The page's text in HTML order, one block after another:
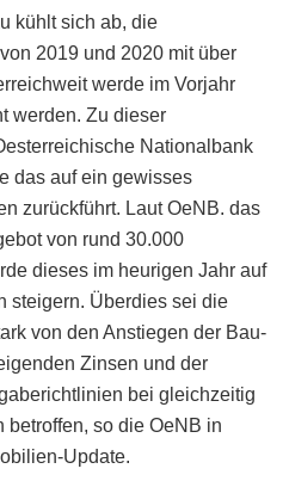
kühlt sich ab, die
2019 und 2020 mit über
werde im Vorjahr
werden. Zu dieser
Nationalbank
das auf ein gewisses
zurückführt. Laut OeNB. das
von rund 30.000
dieses im heurigen Jahr auf
steigern. Überdies sei die
von den Anstiegen der Bau-
Zinsen und der
bei gleichzeitig
so die OeNB in
Update.